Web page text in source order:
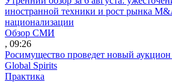
иностранной техники и рост рынка
национализации
Обзор СМИ
, 09:26
Росимущество проведет новый
Global Spirits
Практика